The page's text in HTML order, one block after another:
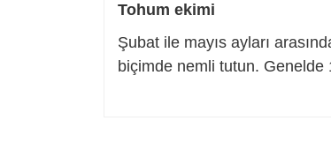
Tohum ekimi
Şubat ile mayıs ayları
biçimde nemli tutun. Genelde